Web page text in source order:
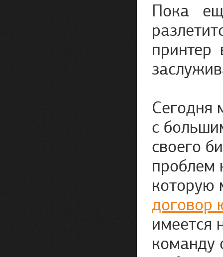
Пока
Сегодня
с
своего
проблем
которую
договор
имеется
команду